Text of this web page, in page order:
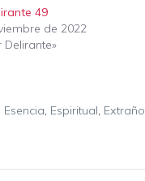
49
de 2022
Delirante»
Esencia, Espiritual, Extraño